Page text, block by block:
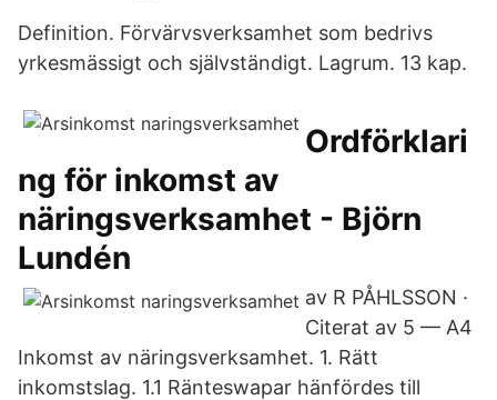
Definition. Förvärvsverksamhet som bedrivs
yrkesmässigt och självständigt. Lagrum. 13 kap.
Ordförklari
ng för inkomst av
näringsverksamhet - Björn
Lundén
av R PÅHLSSON ·
Citerat av 5 — A4
Inkomst av näringsverksamhet. 1. Rätt
inkomstslag. 1.1 Ränteswapar hänfördes till